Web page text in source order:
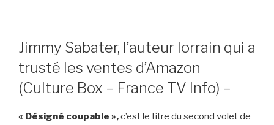
Jimmy Sabater, l’auteur lorrain qui a
trusté les ventes d’Amazon
(Culture Box – France TV Info) –
« Désigné coupable »,c’est le titre du second volet de